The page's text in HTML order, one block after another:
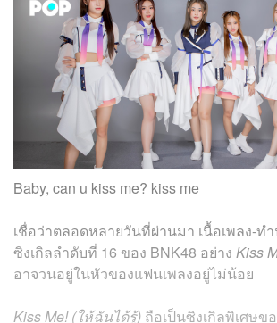
Baby, can u kiss me? kiss me
เชื่อว่าตลอดหลายวันที่ผ่านมา เนื้อเพลง-ท
ซิงเกิลลำดับที่ 16 ของ BNK48 อย่าง Kiss
อาจวนอยู่ในหัวของแฟนเพลงอยู่ไม่น้อย
Kiss Me! (ให้ฉันได้รู้) ถือเป็นซิงเกิลพิเศษข